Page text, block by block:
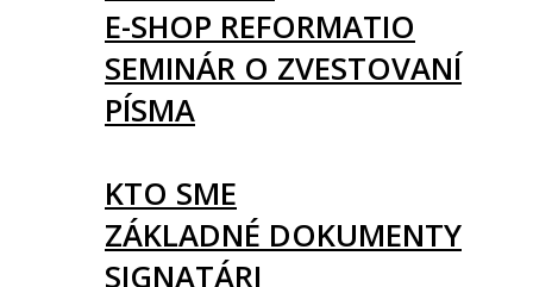
E-SHOP REFORMATIO
SEMINÁR O ZVESTOVANÍ
PÍSMA
KTO SME
ZÁKLADNÉ DOKUMENTY
SIGNATÁRI